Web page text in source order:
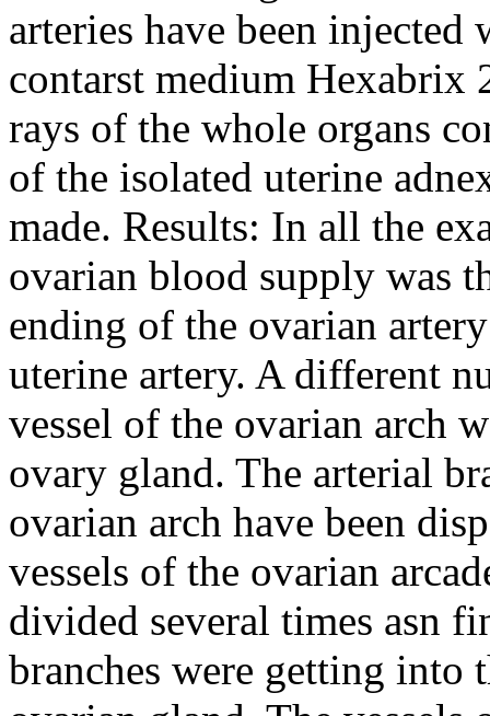
arteries have been
contarst medium
rays of the whole organs
of the isolated uterine
made. Results: In all the
ovarian blood supply was
ending of the ovarian
uterine artery. A different
vessel of the ovarian arch
ovary gland. The arterial
ovarian arch have been
vessels of the ovarian
divided several times asn
branches were getting into